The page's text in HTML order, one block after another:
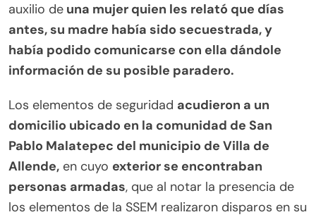
auxilio de una mujer quien les relató que días
antes, su madre había sido secuestrada, y
había podido comunicarse con ella dándole
información de su posible paradero.
Los elementos de seguridad acudieron a un
domicilio ubicado en la comunidad de San
Pablo Malatepec del municipio de Villa de
Allende, en cuyo exterior se encontraban
personas armadas, que al notar la presencia de
los elementos de la SSEM realizaron disparos en su